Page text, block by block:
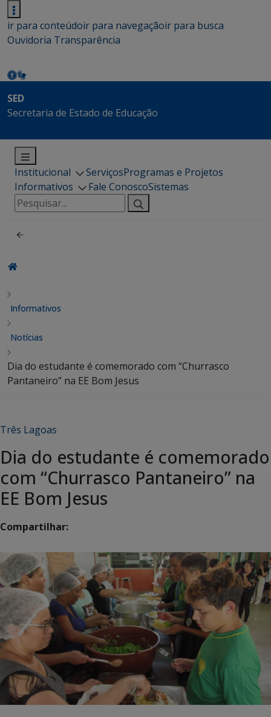
ir para conteúdoir para navegaçãoir para busca
Ouvidoria Transparência
SED
Secretaria de Estado de Educação
Institucional ServiçosProgramas e Projetos
Informativos
Fale ConoscoSistemas
Pesquisar
por:
Informativos
Notícias
Dia do estudante é comemorado com “Churrasco
Pantaneiro” na EE Bom Jesus
Três Lagoas
Dia do estudante é comemorado
com “Churrasco Pantaneiro” na
EE Bom Jesus
Compartilhar: